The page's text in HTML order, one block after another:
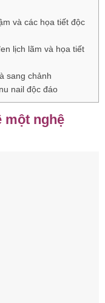
và các họa tiết độc
lịch lãm và họa tiết
sang chảnh
nail độc đáo
một nghệ